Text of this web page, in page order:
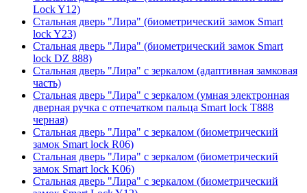
Lock Y12)
Стальная дверь "Лира" (биометрический замок Smart
lock Y23)
Стальная дверь "Лира" (биометрический замок Smart
lock DZ 888)
Стальная дверь "Лира" с зеркалом (адаптивная замковая
часть)
Стальная дверь "Лира" с зеркалом (умная электронная
дверная ручка с отпечатком пальца Smart lock T888
черная)
Стальная дверь "Лира" с зеркалом (биометрический
замок Smart lock R06)
Стальная дверь "Лира" с зеркалом (биометрический
замок Smart lock K06)
Стальная дверь "Лира" с зеркалом (биометрический